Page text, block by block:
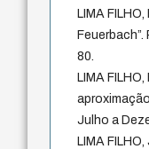
LIMA
80.
LIMA
Julho a
LIMA